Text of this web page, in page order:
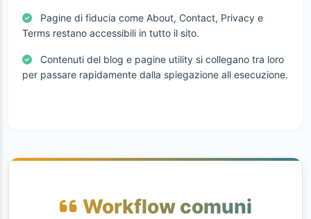
Pagine di fiducia come About, Contact, Privacy e
Terms restano accessibili in tutto il sito.
Contenuti del blog e pagine utility si collegano tra loro
per passare rapidamente dalla spiegazione all esecuzione.
Workflow comuni